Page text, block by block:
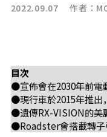
2022.09.07 作者：
目次
●宣佈會在2030年前
●現行車於2015年推出
●遺傳RX-VISION的美
●Roadster會搭載轉子